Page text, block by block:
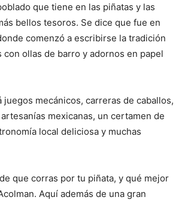
que tiene en las piñatas y las
bellos tesoros. Se dice que fue en
comenzó a escribirse la tradición
con ollas de barro y adornos en papel
juegos mecánicos, carreras de caballos,
mexicanas, un certamen de
local deliciosa y muchas
que corras por tu piñata, y qué mejor
Aquí además de una gran